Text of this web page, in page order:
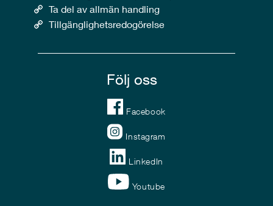
Ta del av allmän handling
Tillgänglighetsredogörelse
Följ oss
Facebook
Instagram
LinkedIn
Youtube